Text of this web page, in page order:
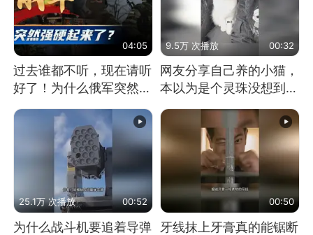
04:05
过去谁都不听，现在请听
好了！为什么俄军突然强
9.5万 次播放 00:32
网友分享自己养的小猫，
本以为是个灵珠没想到是
25.1万 次播放 00:52
为什么战斗机要追着导弹
00:50
牙线抹上牙膏真的能锯断